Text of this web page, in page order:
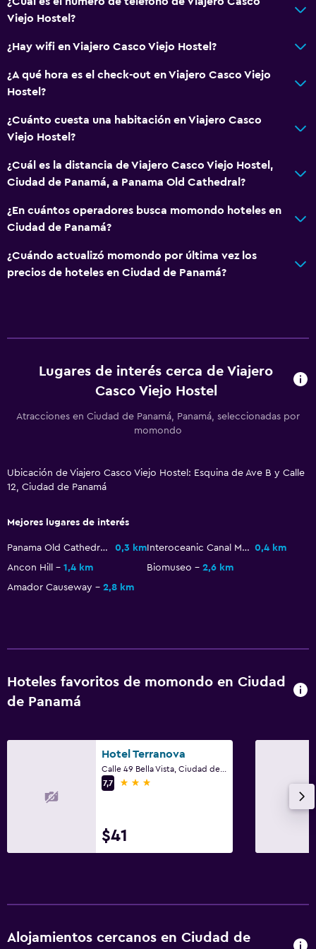
Baño
Papel higiénico
Baño privado
Actividades
Bicicletas
Entretenimiento nocturno
Ping pong
Mesa de billar
Sala de fiestas
Restaurante
Máquina expendedora (bebidas)
Limpieza diaria
Botiquín de primeros auxilios
Aire libre
Terraza/patio
Estacionamiento y transporte
Servicio de traslado (cargo adicional)
Viejo Hostel?
¿Hay wifi en Viajero Casco Viejo Hostel?
¿A qué hora es el check-out en Viajero Casco Viejo
Hostel?
¿Cuánto cuesta una habitación en Viajero Casco
Viejo Hostel?
¿Cuál es la distancia de Viajero Casco Viejo Hostel,
Ciudad de Panamá, a Panama Old Cathedral?
¿En cuántos operadores busca momondo hoteles en
Ciudad de Panamá?
¿Cuándo actualizó momondo por última vez los
precios de hoteles en Ciudad de Panamá?
Lugares de interés cerca de Viajero
Casco Viejo Hostel
Atracciones en Ciudad de Panamá, Panamá, seleccionadas por
momondo
Ubicación de Viajero Casco Viejo Hostel: Esquina de Ave B y Calle
12, Ciudad de Panamá
Mejores lugares de interés
Panama Old Cathedral 0,3 km Interoceanic Canal Museum 0,4 km
Ancon Hill
1,4 km Biomuseo
2,6 km
Amador Causeway
2,8 km
Hoteles favoritos de momondo en Ciudad
de Panamá
Hotel Terranova
7,7
3 estrellas
$41
Alojamientos cercanos en Ciudad de